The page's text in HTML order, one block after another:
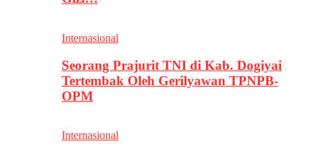
Internasional
Seorang Prajurit TNI di Kab. Dogiyai
Tertembak Oleh Gerilyawan TPNPB-
OPM
Internasional